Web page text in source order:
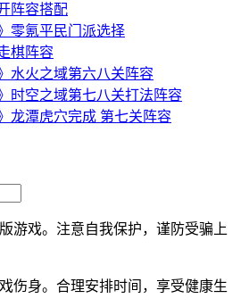
阵容搭配
零氪平民门派选择
棋阵容
水火之域第六八关阵容
时空之域第七八关打法阵容
龙潭虎穴完成 第七关阵容
游戏。注意自我保护，谨防受骗上
伤身。合理安排时间，享受健康生